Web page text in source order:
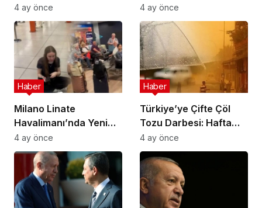
Uluslararası
Astrobiyoloji Etkinliğine
Ev Sahipliği Yapacak
4 ay önce
Cinayet Şüphesiyle 7
İlde Eş Zamanlı
Operasyon
4 ay önce
Milano Linate
Havalimanı’nda Yeni
Sınır Kontrol Sistemi
Aksaklıklara Yol Açtı
Haber
4 ay önce
Türkiye’ye Çifte Çöl
Tozu Darbesi: Hafta
Sonu Çamur Yağacak!
Haber
4 ay önce